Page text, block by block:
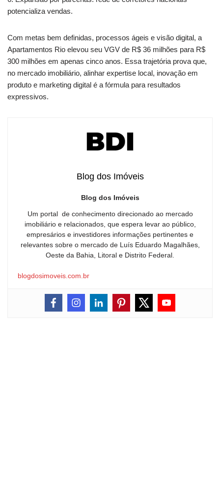
potencializa vendas.
Com metas bem definidas, processos ágeis e visão digital, a
Apartamentos Rio elevou seu VGV de R$ 36 milhões para R$
300 milhões em apenas cinco anos. Essa trajetória prova que,
no mercado imobiliário, alinhar expertise local, inovação em
produto e marketing digital é a fórmula para resultados
expressivos.
Blog dos Imóveis
Blog dos Imóveis
Um portal de conhecimento direcionado ao mercado
imobiliário e relacionados, que espera levar ao público,
empresários e investidores informações pertinentes e
relevantes sobre o mercado de Luís Eduardo Magalhães,
Oeste da Bahia, Litoral e Distrito Federal.
blogdosimoveis.com.br